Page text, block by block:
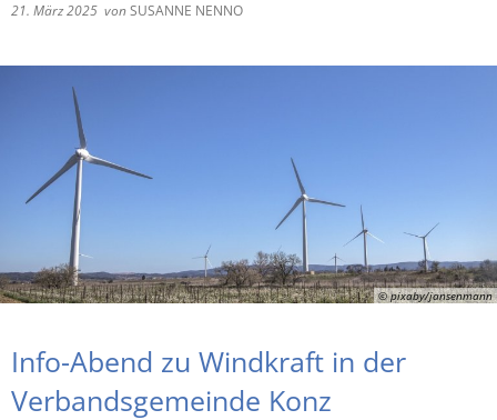
21. März 2025 vonSUSANNE NENNO
© pixaby/jansenmann
Info-Abend zu Windkraft in der
Verbandsgemeinde Konz